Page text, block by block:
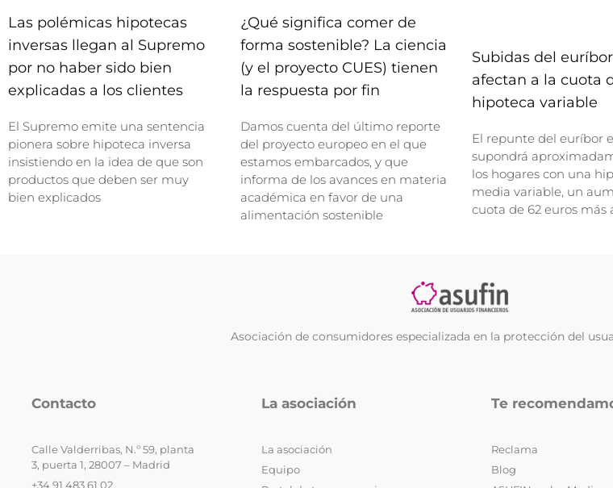
Las polémicas hipotecas
inversas llegan al Supremo
por no haber sido bien
explicadas a los clientes
El Supremo emite una sentencia
pionera sobre hipoteca inversa
insistiendo en la idea de que son
productos que deben ser muy
bien explicados
¿Qué significa comer de
forma sostenible? La ciencia
(y el proyecto CUES) tienen
la respuesta por fin
Damos cuenta del último reporte
del proyecto europeo en el que
estamos embarcados, y que
informa de los avances en materia
académica en favor de una
alimentación sostenible
Subidas del
afectan a la cuota
hipoteca variable
El repunte del euríbor
supondrá
los hogares con una
media variable, un
cuota de 62 euros más
Asociación de consumidores especializada en la protección del
Contacto
Calle Valderribas, N.º 59, planta
3, puerta 1, 28007 – Madrid
+34 91 483 61 02
La asociación
La asociación
Equipo
Te
Reclama
Blog